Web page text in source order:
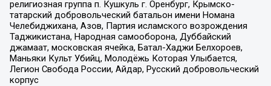
религиозная группа п. Кушкуль г. Оренбург, Крымско-
татарский добровольческий батальон имени Номана
Челебиджихана, Азов, Партия исламского возрождения
Таджикистана, Народная самооборона, Дуббайский
джамаат, московская ячейка, Батал-Хаджи Белхороев,
Маньяки Культ Убийц, Молодёжь Которая Улыбается,
Легион Свобода России, Айдар, Русский добровольческий
корпус